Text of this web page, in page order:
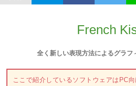
French
全く新しい表現方法によるグラフ
ここで紹介しているソフトウェアはPC